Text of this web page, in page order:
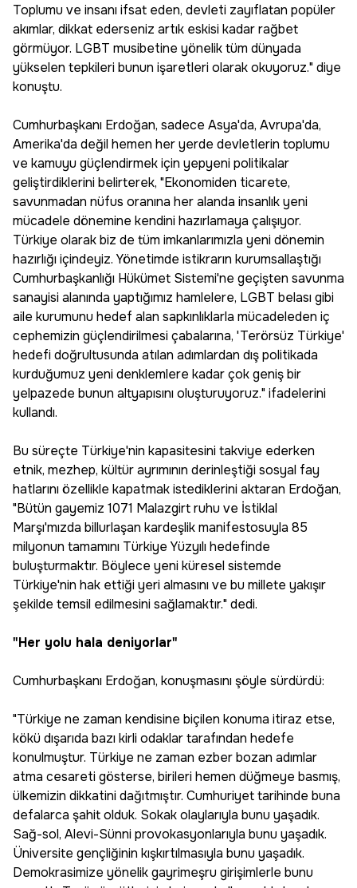
Toplumu ve insanı ifsat eden, devleti zayıflatan popüler
akımlar, dikkat ederseniz artık eskisi kadar rağbet
görmüyor. LGBT musibetine yönelik tüm dünyada
yükselen tepkileri bunun işaretleri olarak okuyoruz." diye
konuştu.
Cumhurbaşkanı Erdoğan, sadece Asya'da, Avrupa'da,
Amerika'da değil hemen her yerde devletlerin toplumu
ve kamuyu güçlendirmek için yepyeni politikalar
geliştirdiklerini belirterek, "Ekonomiden ticarete,
savunmadan nüfus oranına her alanda insanlık yeni
mücadele dönemine kendini hazırlamaya çalışıyor.
Türkiye olarak biz de tüm imkanlarımızla yeni dönemin
hazırlığı içindeyiz. Yönetimde istikrarın kurumsallaştığı
Cumhurbaşkanlığı Hükümet Sistemi'ne geçişten savunma
sanayisi alanında yaptığımız hamlelere, LGBT belası gibi
aile kurumunu hedef alan sapkınlıklarla mücadeleden iç
cephemizin güçlendirilmesi çabalarına, 'Terörsüz Türkiye'
hedefi doğrultusunda atılan adımlardan dış politikada
kurduğumuz yeni denklemlere kadar çok geniş bir
yelpazede bunun altyapısını oluşturuyoruz." ifadelerini
kullandı.
Bu süreçte Türkiye'nin kapasitesini takviye ederken
etnik, mezhep, kültür ayrımının derinleştiği sosyal fay
hatlarını özellikle kapatmak istediklerini aktaran Erdoğan,
"Bütün gayemiz 1071 Malazgirt ruhu ve İstiklal
Marşı'mızda billurlaşan kardeşlik manifestosuyla 85
milyonun tamamını Türkiye Yüzyılı hedefinde
buluşturmaktır. Böylece yeni küresel sistemde
Türkiye'nin hak ettiği yeri almasını ve bu millete yakışır
şekilde temsil edilmesini sağlamaktır." dedi.
"Her yolu hala deniyorlar"
Cumhurbaşkanı Erdoğan, konuşmasını şöyle sürdürdü:
"Türkiye ne zaman kendisine biçilen konuma itiraz etse,
kökü dışarıda bazı kirli odaklar tarafından hedefe
konulmuştur. Türkiye ne zaman ezber bozan adımlar
atma cesareti gösterse, birileri hemen düğmeye basmış,
ülkemizin dikkatini dağıtmıştır. Cumhuriyet tarihinde buna
defalarca şahit olduk. Sokak olaylarıyla bunu yaşadık.
Sağ-sol, Alevi-Sünni provokasyonlarıyla bunu yaşadık.
Üniversite gençliğinin kışkırtılmasıyla bunu yaşadık.
Demokrasimize yönelik gayrimeşru girişimlerle bunu